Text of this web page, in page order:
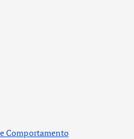
Comportamento